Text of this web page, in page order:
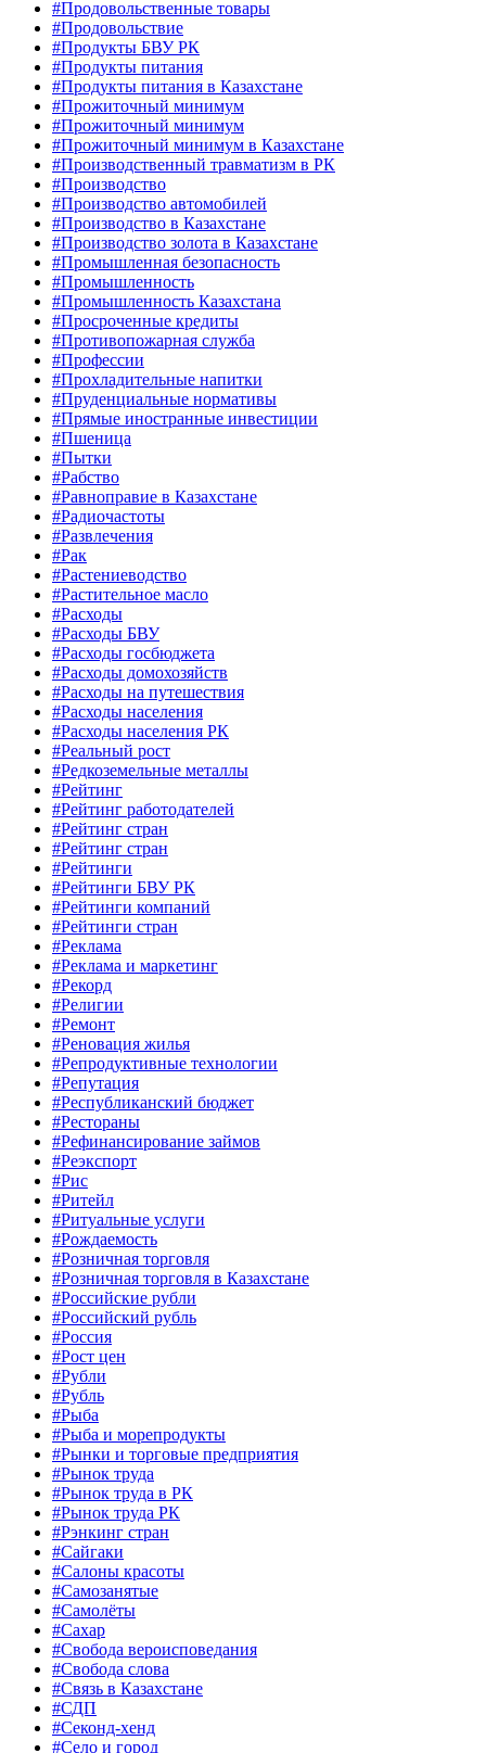
#Продовольственные товары
#Продовольствие
#Продукты БВУ РК
#Продукты питания
#Продукты питания в Казахстане
#Прожиточный минимум
#Прожиточный минимум
#Прожиточный минимум в Казахстане
#Производственный травматизм в РК
#Производство
#Производство автомобилей
#Производство в Казахстане
#Производство золота в Казахстане
#Промышленная безопасность
#Промышленность
#Промышленность Казахстана
#Просроченные кредиты
#Противопожарная служба
#Профессии
#Прохладительные напитки
#Пруденциальные нормативы
#Прямые иностранные инвестиции
#Пшеница
#Пытки
#Рабство
#Равноправие в Казахстане
#Радиочастоты
#Развлечения
#Рак
#Растениеводство
#Растительное масло
#Расходы
#Расходы БВУ
#Расходы госбюджета
#Расходы домохозяйств
#Расходы на путешествия
#Расходы населения
#Расходы населения РК
#Реальный рост
#Редкоземельные металлы
#Рейтинг
#Рейтинг работодателей
#Рейтинг стран
#Рейтинг стран
#Рейтинги
#Рейтинги БВУ РК
#Рейтинги компаний
#Рейтинги стран
#Реклама
#Реклама и маркетинг
#Рекорд
#Религии
#Ремонт
#Реновация жилья
#Репродуктивные технологии
#Репутация
#Республиканский бюджет
#Рестораны
#Рефинансирование займов
#Реэкспорт
#Рис
#Ритейл
#Ритуальные услуги
#Рождаемость
#Розничная торговля
#Розничная торговля в Казахстане
#Российские рубли
#Российский рубль
#Россия
#Рост цен
#Рубли
#Рубль
#Рыба
#Рыба и морепродукты
#Рынки и торговые предприятия
#Рынок труда
#Рынок труда в РК
#Рынок труда РК
#Рэнкинг стран
#Сайгаки
#Салоны красоты
#Самозанятые
#Самолёты
#Сахар
#Свобода вероисповедания
#Свобода слова
#Связь в Казахстане
#СДП
#Секонд-хенд
#Село и город